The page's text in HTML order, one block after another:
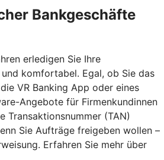
Bankgeschäfte
erledigen Sie Ihre
komfortabel. Egal, ob Sie das
VR Banking App oder eines
Angebote für Firmenkundinnen
Transaktionsnummer (TAN)
Sie Aufträge freigeben wollen –
Erfahren Sie mehr über